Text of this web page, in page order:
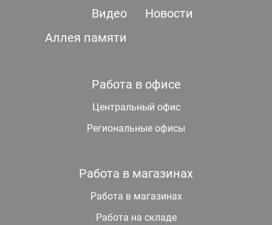
Видео
Новости
Аллея памяти
Работа в офисе
Центральный офис
Региональные офисы
Работа в магазинах
Работа в магазинах
Работа на складе